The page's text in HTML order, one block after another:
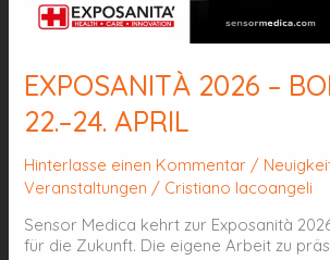
EXPOSANITÀ 2026 –
22.–24. APRIL
Hinterlasse einen Kommentar /
Veranstaltungen / Cristiano Iacoangeli
Sensor Medica kehrt zur Exposanità
für die Zukunft. Die eigene Arbeit zu